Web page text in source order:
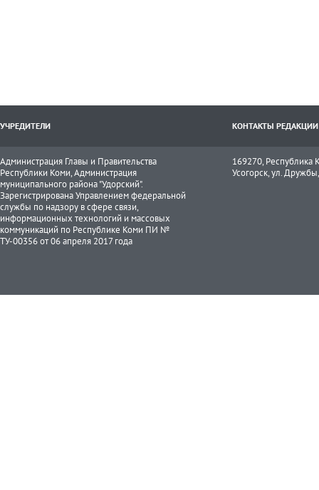
УЧРЕДИТЕЛИ КОНТАКТЫ РЕДАКЦИИ
Администрация Главы и Правительства
Республики Коми, Администрация
муниципального района "Удорский".
Зарегистрирована Управлением федеральной
службы по надзору в сфере связи,
информационных технологий и массовых
коммуникаций по Республике Коми ПИ №
ТУ-00356 от 06 апреля 2017 года
169270, Республика
Усогорск, ул.